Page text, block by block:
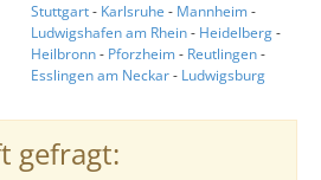
Stuttgart- Karlsruhe - Mannheim-
Ludwigshafen am Rhein- Heidelberg-
Heilbronn- Pforzheim- Reutlingen-
Esslingen am Neckar- Ludwigsburg
gefragt: